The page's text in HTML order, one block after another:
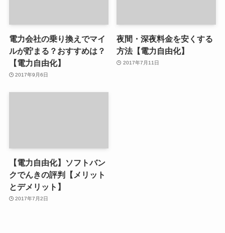
電力会社の乗り換えでマイ
ルが貯まる？おすすめは？
【電力自由化】
2017年9月6日
夜間・深夜料金を安くする
方法【電力自由化】
2017年7月11日
【電力自由化】ソフトバン
クでんきの評判【メリット
とデメリット】
2017年7月2日